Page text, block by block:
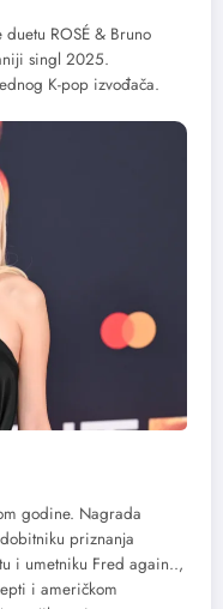
ROSÉ & Bruno
singl 2025.
K-pop izvođača.
godine. Nagrada
priznanja
i umetniku Fred again..,
i američkom